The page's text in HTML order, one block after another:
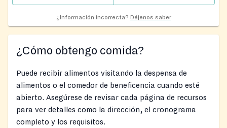
¿Información incorrecta? Déjenos saber
¿Cómo obtengo comida?
Puede recibir alimentos visitando la despensa de
alimentos o el comedor de beneficencia cuando esté
abierto. Asegúrese de revisar cada página de recursos
para ver detalles como la dirección, el cronograma
completo y los requisitos.